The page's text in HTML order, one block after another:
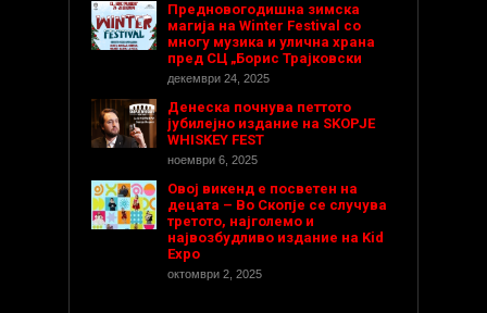
Предновогодишнa зимска
магија на Winter Festival со
многу музика и улична храна
пред СЦ „Борис Трајковски
декември 24, 2025
Денеска почнува петтото
јубилејно издание на SKOPJE
WHISKEY FEST
ноември 6, 2025
Овој викенд е посветен на
децата – Во Скопје се случува
третото, најголемо и
највозбудливо издание на Kid
Expo
октомври 2, 2025